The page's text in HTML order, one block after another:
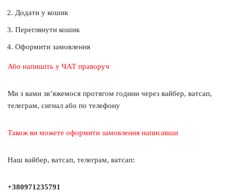
Додати у кошик
Переглянути кошик
Оформити замовлення
Або напишіть у ЧАТ праворуч
Ми з вами зв’яжемося протягом години через вайбер, ватсап,
телеграм, сигнал або по телефону
Також ви можете оформити замовлення написавши
Наш вайбер, ватсап, телеграм, ватсап:
+380971235791